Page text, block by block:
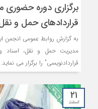
برگزاری دوره
قراردادهای حمل و
به گزارش روابط عمومی انجمن
مدیریت حمل و نقل، اسناد
قراردادنویسی" را برگزار می نماید.
۲۱
اسفند